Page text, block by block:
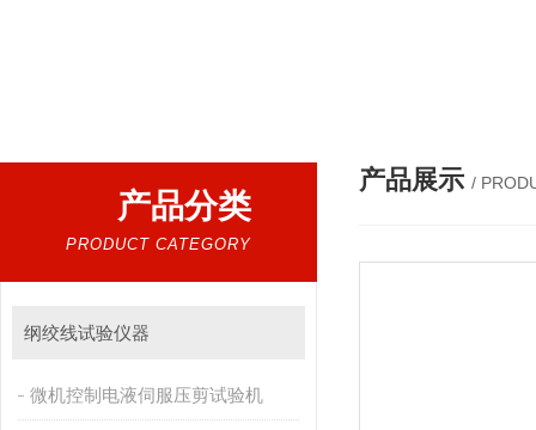
产品分类
PRODUCT CATEGORY
纲绞线试验仪器
微机控制电液伺服压剪试验机
产品展示 /